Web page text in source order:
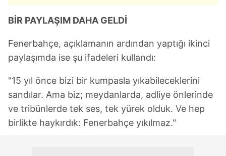
BİR PAYLAŞIM DAHA GELDİ
Fenerbahçe, açıklamanın ardından yaptığı ikinci
paylaşımda ise şu ifadeleri kullandı:
"15 yıl önce bizi bir kumpasla yıkabileceklerini
sandılar. Ama biz; meydanlarda, adliye önlerinde
ve tribünlerde tek ses, tek yürek olduk. Ve hep
birlikte haykırdık: Fenerbahçe yıkılmaz."